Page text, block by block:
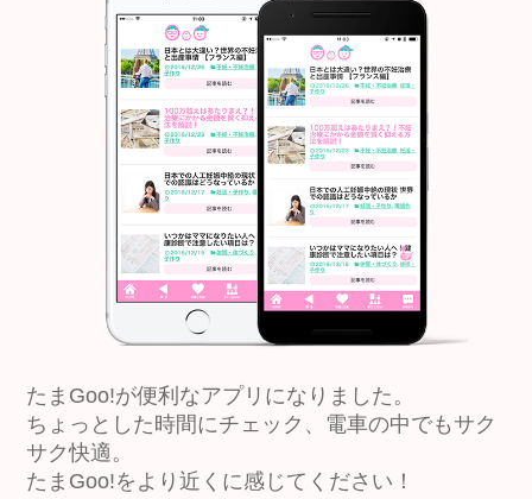
たまGoo!が便利なアプリになりました。
ちょっとした時間にチェック、電車の中でもサク
サク快適。
たまGoo!をより近くに感じてください！